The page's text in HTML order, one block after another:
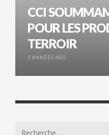
CCI
POUR LES
TERROIR
2 ANNÉES AGO
Search